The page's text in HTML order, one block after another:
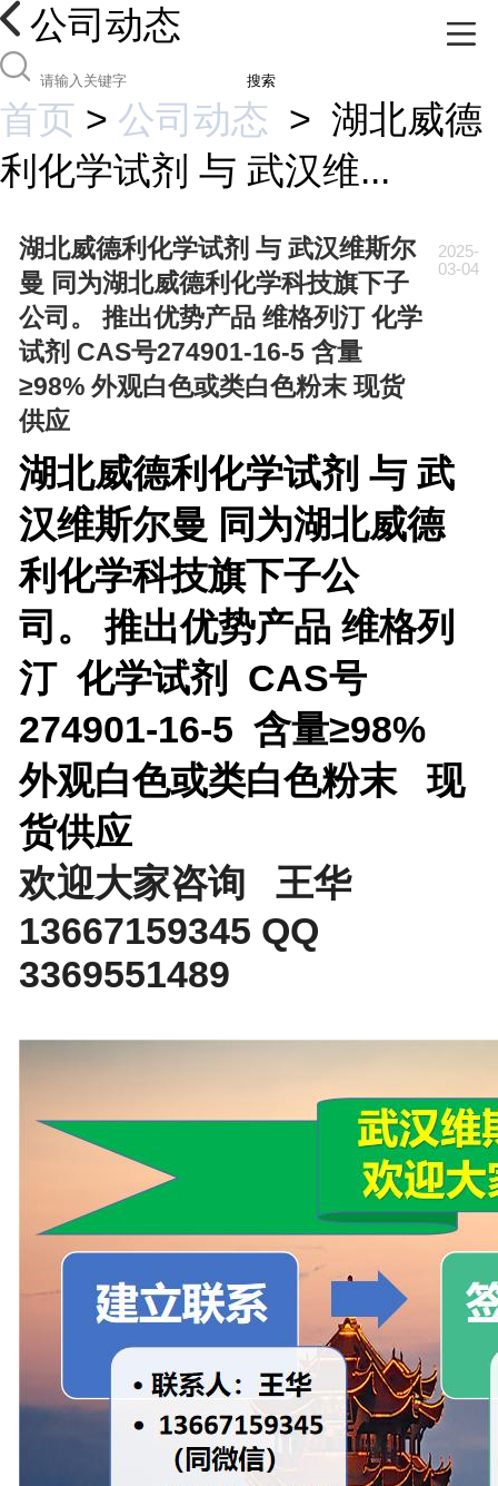
公司动态
搜索
首页 > 公司动态 > 湖北威德
利化学试剂 与 武汉维...
湖北威德利化学试剂 与 武汉维斯尔
曼 同为湖北威德利化学科技旗下子
公司。 推出优势产品 维格列汀 化学
试剂 CAS号274901-16-5 含量
≥98% 外观白色或类白色粉末 现货
供应
2025-
03-04
湖北威德利化学试剂 与 武
汉维斯尔曼 同为湖北威德
利化学科技旗下子公
司。推出优势产品 维格列
汀 化学试剂 CAS号
274901-16-5 含量≥98%
外观白色或类白色粉末 现
货供应
欢迎大家咨询 王华
13667159345 QQ
3369551489